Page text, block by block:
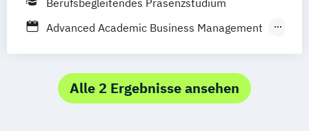
Gesundheitsmanagement
Kindheitspädagogik
Medizinalfachberufe
Naturheilkunde und komplementäre
Berufsbegleitendes Präsenzstudium
Advanced Academic Business Management
Bildungs- und Berufsberatung
Business & Engineering
Alle 2 Ergebnisse ansehen